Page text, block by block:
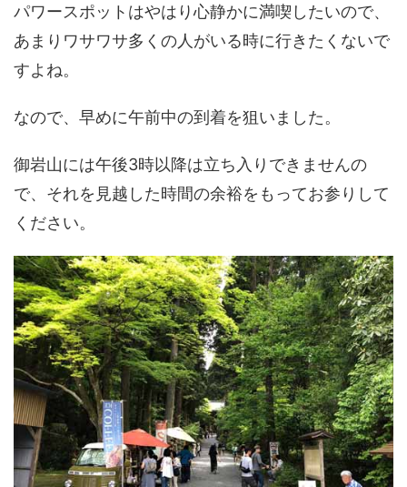
パワースポットはやはり心静かに満喫したいので、
あまりワサワサ多くの人がいる時に行きたくないで
すよね。
なので、早めに午前中の到着を狙いました。
御岩山には午後3時以降は立ち入りできませんの
で、それを見越した時間の余裕をもってお参りして
ください。